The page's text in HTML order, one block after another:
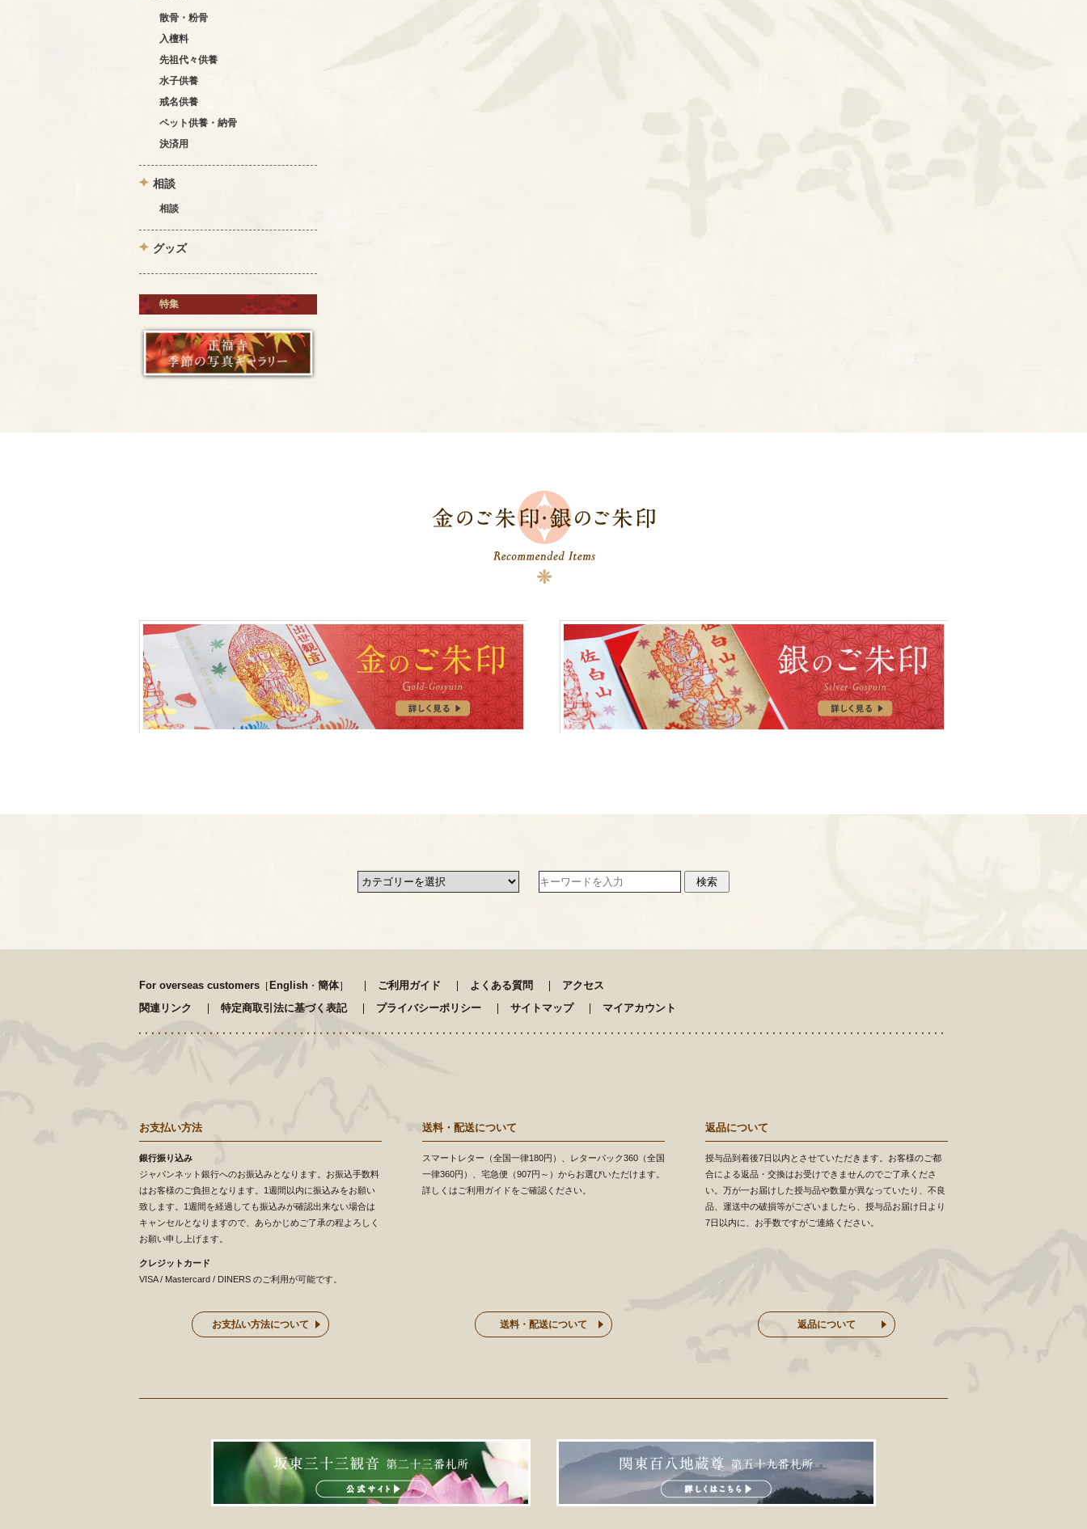
散骨・粉骨
入檀料
先祖代々供養
水子供養
戒名供養
ペット供養・納骨
決済用
相談
相談
グッズ
特集
For overseas customers ［ English ・ 簡体］ ご利用ガイド よくある質問
アクセス
関連リンク
特定商取引法に基づく表記 プライバシーポリシー サイトマップ マイアカウント
お支払い方法
銀行振り込み
ジャパンネット銀行へのお振込みとなります。お振込手数料
はお客様のご負担となります。1週間以内に振込みをお願い
致します。1週間を経過しても振込みが確認出来ない場合は
キャンセルとなりますので、あらかじめご了承の程よろしく
お願い申し上げます。
クレジットカード
VISA / Mastercard / DINERS のご利用が可能です。
お支払い方法について
送料・配送について
スマートレター（全国一律180円）、レターパック360（全国
一律360円）、宅急便（907円～）からお選びいただけます。
詳しくはご利用ガイドをご確認ください。
送料・配送について
返品について
授与品到着後7日以内とさせていただきます。お客様のご都
合による返品・交換はお受けできませんのでご了承くださ
い。万が一お届けした授与品や数量が異なっていたり、不良
品、運送中の破損等がございましたら、授与品お届け日より
7日以内に、お手数ですがご連絡ください。
返品について